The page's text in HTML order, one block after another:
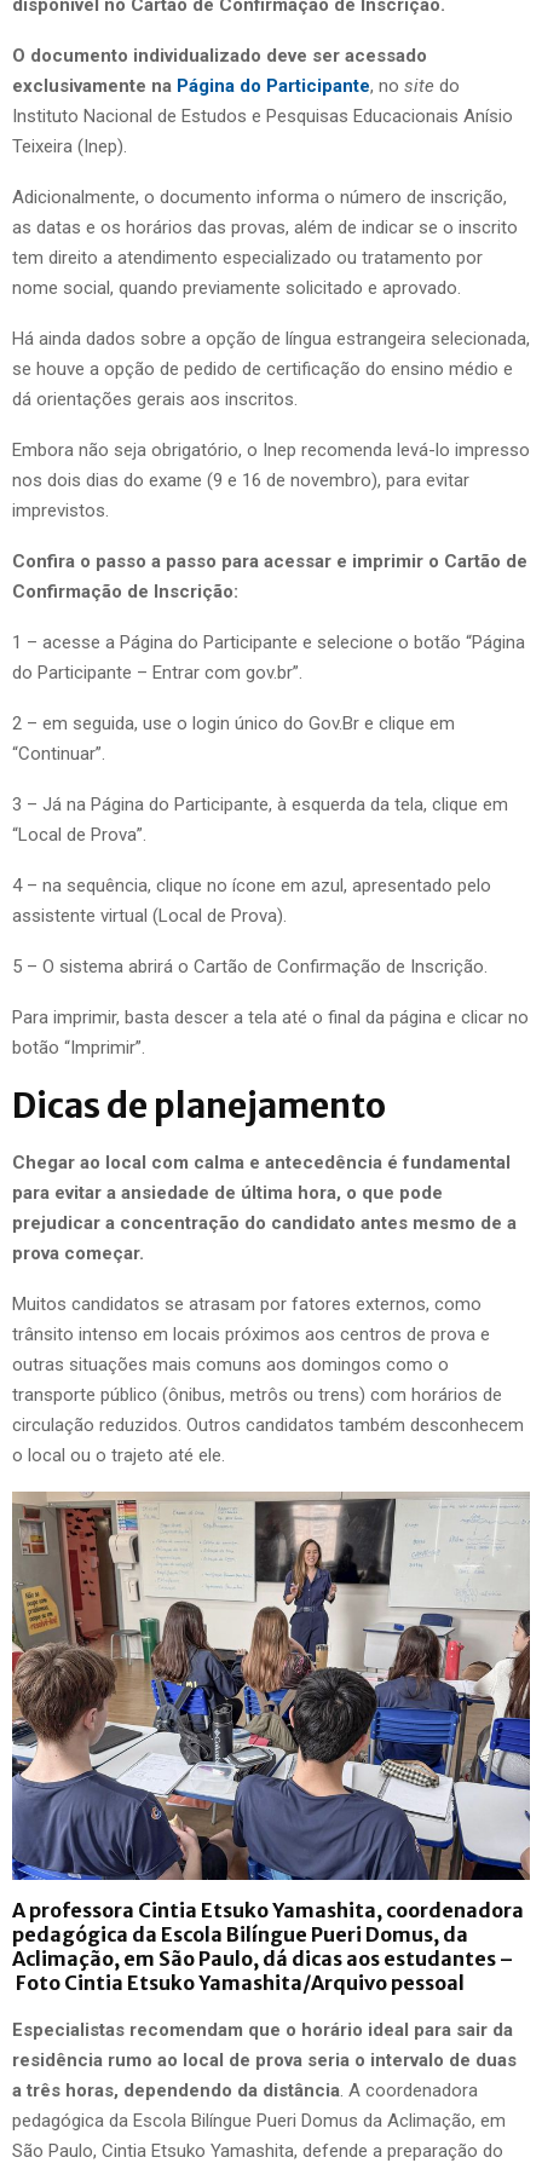
O documento individualizado deve ser acessado
exclusivamente na Página do Participante, no site do
Instituto Nacional de Estudos e Pesquisas Educacionais Anísio
Teixeira (Inep).
Adicionalmente, o documento informa o número de inscrição,
as datas e os horários das provas, além de indicar se o inscrito
tem direito a atendimento especializado ou tratamento por
nome social, quando previamente solicitado e aprovado.
Há ainda dados sobre a opção de língua estrangeira selecionada,
se houve a opção de pedido de certificação do ensino médio e
dá orientações gerais aos inscritos.
Embora não seja obrigatório, o Inep recomenda levá-lo impresso
nos dois dias do exame (9 e 16 de novembro), para evitar
imprevistos.
Confira o passo a passo para acessar e imprimir o Cartão de
Confirmação de Inscrição:
1 – acesse a Página do Participante e selecione o botão “Página
do Participante – Entrar com gov.br”.
2 – em seguida, use o login único do Gov.Br e clique em
“Continuar”.
3 – Já na Página do Participante, à esquerda da tela, clique em
“Local de Prova”.
4 – na sequência, clique no ícone em azul, apresentado pelo
assistente virtual (Local de Prova).
5 – O sistema abrirá o Cartão de Confirmação de Inscrição.
Para imprimir, basta descer a tela até o final da página e clicar no
botão “Imprimir”.
Dicas de planejamento
Chegar ao local com calma e antecedência é fundamental
para evitar a ansiedade de última hora, o que pode
prejudicar a concentração do candidato antes mesmo de a
prova começar.
Muitos candidatos se atrasam por fatores externos, como
trânsito intenso em locais próximos aos centros de prova e
outras situações mais comuns aos domingos como o
transporte público (ônibus, metrôs ou trens) com horários de
circulação reduzidos. Outros candidatos também desconhecem
o local ou o trajeto até ele.
A professora Cintia Etsuko Yamashita, coordenadora
pedagógica da Escola Bilíngue Pueri Domus, da
Aclimação, em São Paulo, dá dicas aos estudantes –
Foto Cintia Etsuko Yamashita/Arquivo pessoal
Especialistas recomendam que o horário ideal para sair da
residência rumo ao local de prova seria o intervalo de duas
a três horas, dependendo da distância. A coordenadora
pedagógica da Escola Bilíngue Pueri Domus da Aclimação, em
São Paulo, Cintia Etsuko Yamashita, defende a preparação do